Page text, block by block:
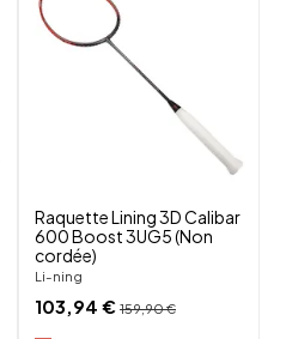
Raquette Lining 3D Calibar
600 Boost 3UG5 (Non
cordée)
Li-ning
103,94 € 159,90 €